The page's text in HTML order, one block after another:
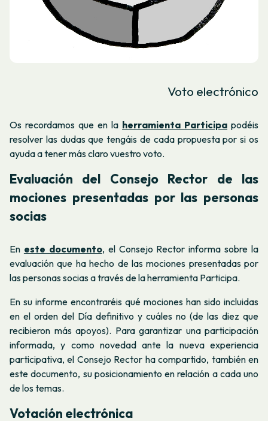
Voto electrónico
Os recordamos que en la herramienta Participa podéis
resolver las dudas que tengáis de cada propuesta por si os
ayuda a tener más claro vuestro voto.
Evaluación del Consejo Rector de las
mociones presentadas por las personas
socias
En este documento, el Consejo Rector informa sobre la
evaluación que ha hecho de las mociones presentadas por
las personas socias a través de la herramienta Participa.
En su informe encontraréis qué mociones han sido incluidas
en el orden del Día definitivo y cuáles no (de las diez que
recibieron más apoyos). Para garantizar una participación
informada, y como novedad ante la nueva experiencia
participativa, el Consejo Rector ha compartido, también en
este documento, su posicionamiento en relación a cada uno
de los temas.
Votación electrónica